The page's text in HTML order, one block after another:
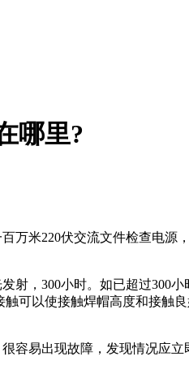
哪里?
米220伏交流文件检查电源
，300小时。如已超过300
可以使接触焊帽高度和接触
易出现故障，发现情况应